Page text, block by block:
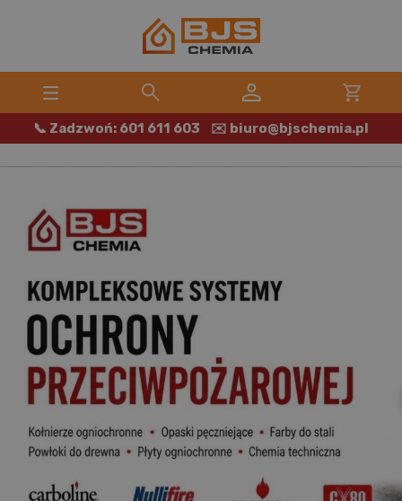
📞 Zadzwoń: 601 611 603 ✉️ biuro@bjschemia.pl